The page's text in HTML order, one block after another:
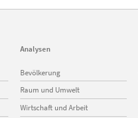
Analysen
überspringen
Bevölkerung
Raum und Umwelt
Wirtschaft und Arbeit